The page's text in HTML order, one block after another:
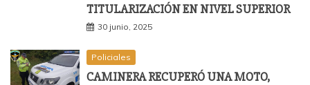
TITULARIZACIÓN EN NIVEL SUPERIOR
30 junio, 2025
Policiales
CAMINERA RECUPERÓ UNA MOTO,